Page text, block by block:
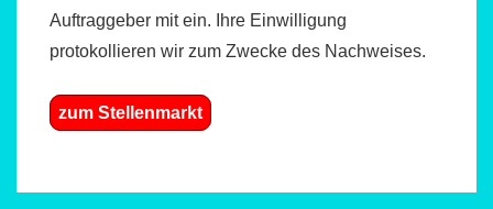
Auftraggeber mit ein. Ihre Einwilligung
protokollieren wir zum Zwecke des Nachweises.
zum Stellenmarkt